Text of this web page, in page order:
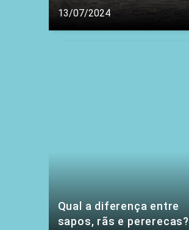
13/07/2024
Qual a diferença entre
sapos, rãs e pererecas?